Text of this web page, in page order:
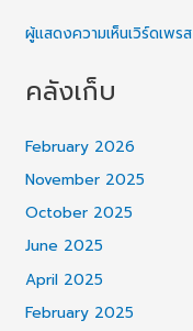
ผู้แสดงความเห็นเวิร์ดเพรส
คลังเก็บ
February 2026
November 2025
October 2025
June 2025
April 2025
February 2025